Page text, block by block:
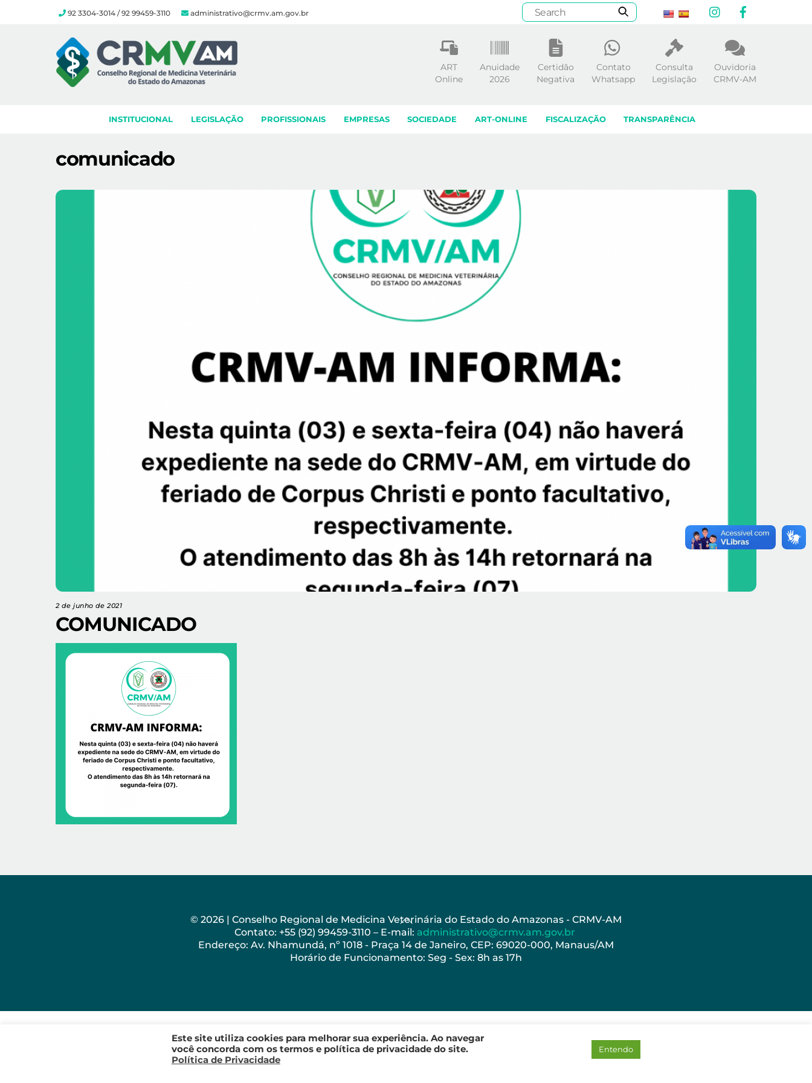
ART
Online
Anuidade
2026
Certidão
Negativa
Contato
Whatsapp
Consulta
Legislação
Ouvidoria
CRMV-AM
92 3304-3014 / 92 99459-3110 administrativo@crmv.am.gov.br
Instagram
INSTITUCIONAL LEGISLAÇÃO PROFISSIONAIS EMPRESAS SOCIEDADE ART-ONLINE FISCALIZAÇÃO TRANSPARÊNCIA
comunicado
2 de junho de 2021
COMUNICADO
Back
To
Top
© 2026 | Conselho Regional de Medicina Veterinária do Estado do Amazonas - CRMV-AM
Contato: +55 (92) 99459-3110 – E-mail: administrativo@crmv.am.gov.br
Endereço: Av. Nhamundá, nº 1018 - Praça 14 de Janeiro, CEP: 69020-000, Manaus/AM
Horário de Funcionamento: Seg - Sex: 8h as 17h
Este site utiliza cookies para melhorar sua experiência. Ao navegar
você concorda com os termos e política de privacidade do site.
Política de Privacidade
Entendo